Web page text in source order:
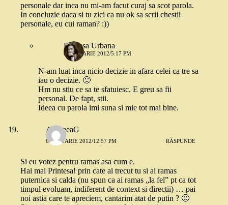
personale dar inca nu mi-am facut curaj sa scot parola.
In concluzie daca si tu zici ca nu ok sa scrii chestii
personale, eu cui raman? :))
Printesa Urbana
6 IANUARIE 2012/5:17 PM
N-am luat inca nicio decizie in afara celei ca tre sa
iau o decizie. 🙂
Hm nu stiu ce sa te sfatuiesc. E greu sa fii
personal. De fapt, stii.
Ideea cu parola imi suna si mie tot mai bine.
AndreeaG
6 IANUARIE 2012/12:57 PM RĂSPUNDE
Si eu votez pentru ramas asa cum e.
Hai mai Printesa! prin cate ai trecut tu si ai ramas
puternica si calda (nu spun ca ai ramas „la fel” pt ca tot
timpul evoluam, indiferent de context si directii) … pai
noi astia care te apreciem, cantarim atat de putin ? 🙁